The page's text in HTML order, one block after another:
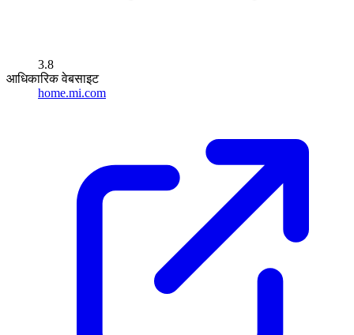
3.8
आधिकारिक वेबसाइट
home.mi.com